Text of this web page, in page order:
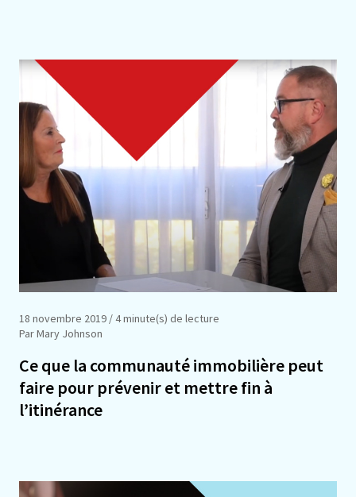
18 novembre 2019 / 4 minute(s) de lecture
Par Mary Johnson
Ce que la communauté immobilière peut
faire pour prévenir et mettre fin à
l’itinérance